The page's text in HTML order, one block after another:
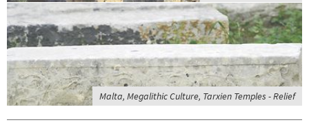
Malta, Megalithic Culture, Tarxien Temples - Relief